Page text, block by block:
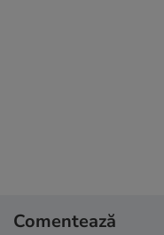
Comentează